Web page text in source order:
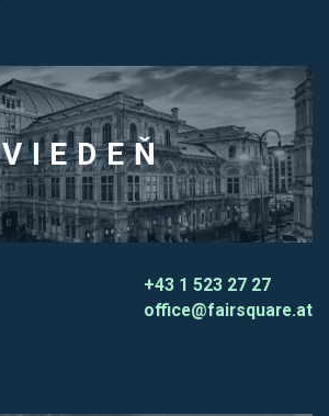
VIEDEŇ
+43 1 523 27 27
office@fairsquare.at